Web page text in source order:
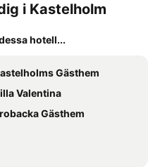
i Kastelholm
hotell...
Gästhem
Valentina
Gästhem